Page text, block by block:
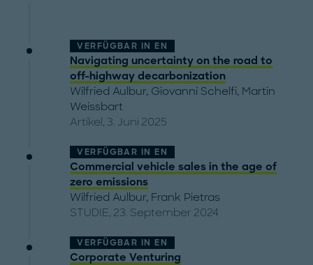
VERFÜGBAR IN EN
Navigating uncertainty on the road to
off-highway decarbonization
Wilfried Aulbur, Giovanni Schelfi, Martin
Weissbart
Artikel, 3. Juni 2025
VERFÜGBAR IN EN
Commercial vehicle sales in the age of
zero emissions
Wilfried Aulbur, Frank Pietras
STUDIE, 23. September 2024
VERFÜGBAR IN EN
Corporate Venturing